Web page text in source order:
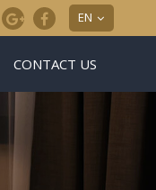
EN
CONTACT US